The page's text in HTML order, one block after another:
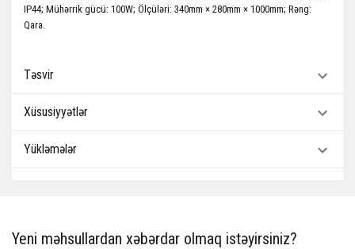
IP44; Mühərrik gücü: 100W; Ölçüləri: 340mm × 280mm × 1000mm; Rəng:
Qara.
Təsvir
Xüsusiyyətlər
Yükləmələr
Yeni məhsullardan xəbərdar olmaq istəyirsiniz?